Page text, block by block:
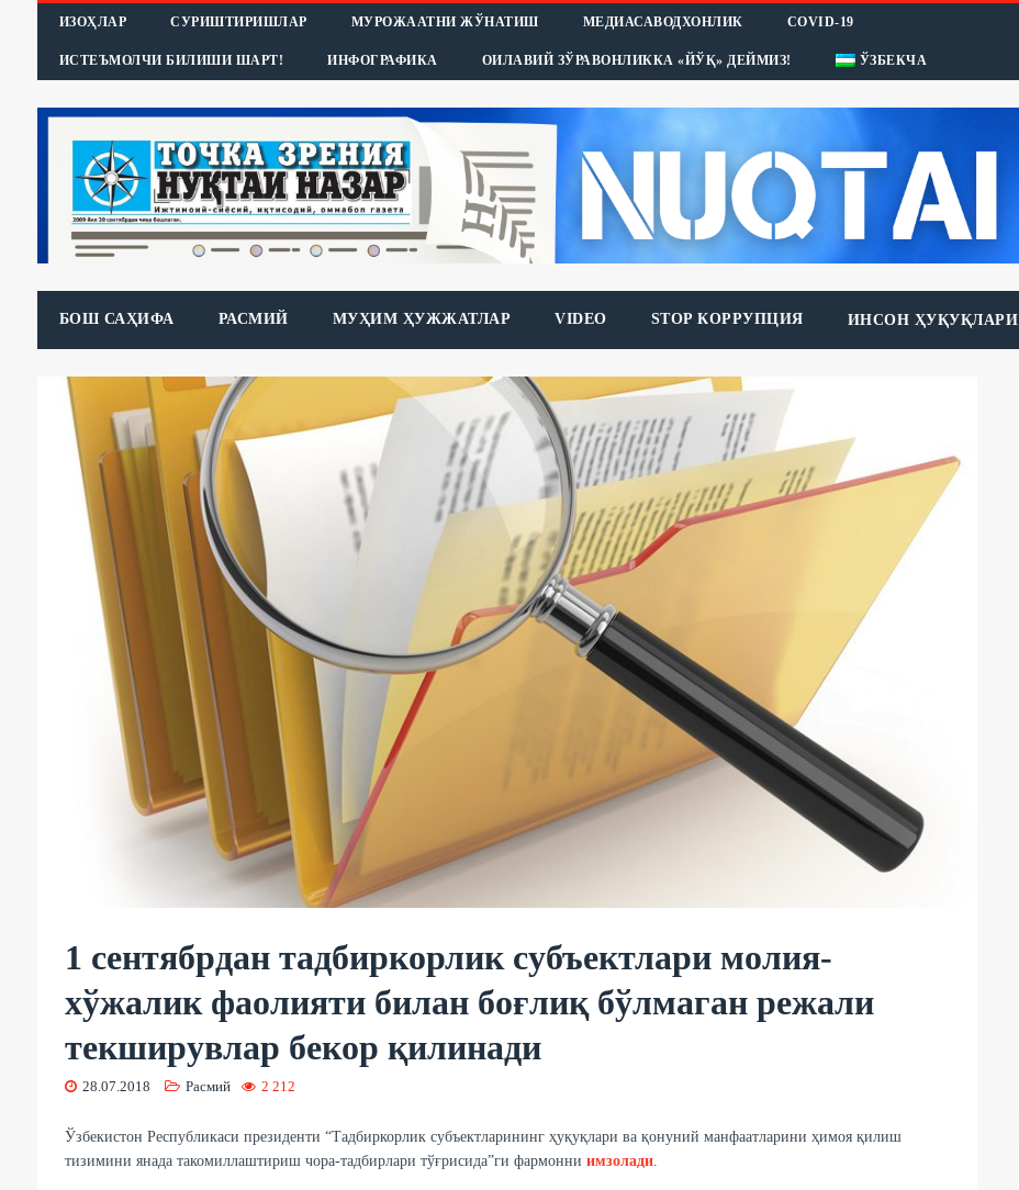
ИЗОҲЛАР СУРИШТИРИШЛАР МУРОЖААТНИ ЖЎНАТИШ МЕДИАСАВОДХОНЛИК COVID-19
ИСТЕЪМОЛЧИ БИЛИШИ ШАРТ! ИНФОГРАФИКА ОИЛАВИЙ ЗЎРАВОНЛИККА «ЙЎҚ» ДЕЙМИЗ! ЎЗБЕКЧА
БОШ САҲИФА РАСМИЙ МУҲИМ ҲУЖЖАТЛАР VIDEO STOP КОРРУПЦИЯ ИНСОН ҲУҚУҚЛАРИ
1 сентябрдан тадбиркорлик субъектлари молия-
хўжалик фаолияти билан боғлиқ бўлмаган режали
текширувлар бекор қилинади
28.07.2018 Расмий 2 212
Ўзбекистон Республикаси президенти “Тадбиркорлик субъектларининг ҳуқуқлари ва қонуний манфаатларини ҳимоя қилиш
тизимини янада такомиллаштириш чора-тадбирлари тўғрисида”ги фармонни имзолади.